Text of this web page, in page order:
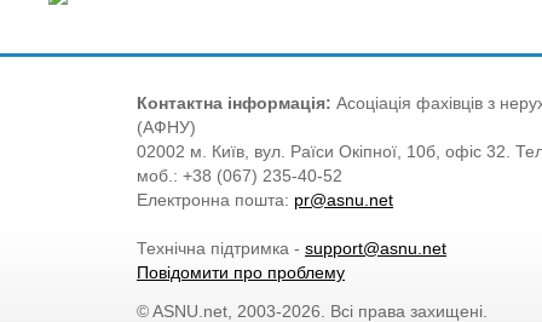
Контактна інформація: Асоціація фахівців з
(АФНУ)
02002 м. Київ, вул. Раїси Окіпної, 10б, офіс 32.
моб.: +38 (067) 235-40-52
Електронна пошта: pr@asnu.net
Технічна підтримка - support@asnu.net
Повідомити про проблему
© ASNU.net, 2003-2026. Всі права захищені.